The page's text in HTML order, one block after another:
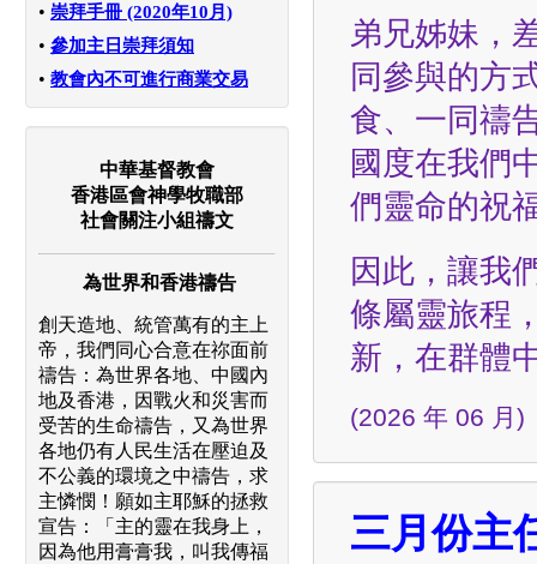
• 崇拜手冊 (2020年10月)
• 參加主日崇拜須知
• 教會內不可進行商業交易
中華基督教會
香港區會神學牧職部
社會關注小組禱文
為世界和香港禱告
創天造地、統管萬有的主上
帝，我們同心合意在祢面前
禱告：為世界各地、中國內
地及香港，因戰火和災害而
受苦的生命禱告，又為世界
各地仍有人民生活在壓迫及
不公義的環境之中禱告，求
主憐憫！願如主耶穌的拯救
宣告：「主的靈在我身上，
因為他用膏膏我，叫我傳福
弟兄姊妹，
同參與的方
食、一同禱
國度在我們
們靈命的祝
因此，讓我
條屬靈旅程
新，在群體
(2026 年 06 月)
三月份主